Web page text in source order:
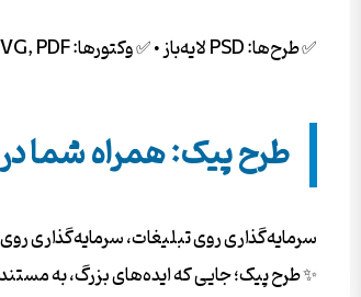
✅ طرح‌ها: PSD لایه‌باز • ✅ وکتورها: AI, EPS, SVG, PDF • ✅ عکس‌ها: JPG/PNG با کیفیت 4K و دوربری شده. همه فایل‌ها بدون واترمارک و آماده دانلود فوری.
طرح پیک: همراه شما
سرمایه‌گذاری روی تبلیغات، سرمایه‌گذاری
✨ طرح پیک؛ جایی که ایده‌های بزرگ، به